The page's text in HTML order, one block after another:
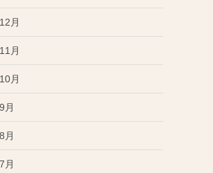
月
月
月
月
月
月